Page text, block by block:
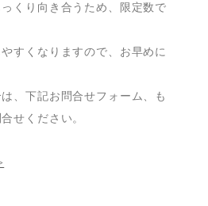
くり向き合うため、限定数で
すくなりますので、お早めに
、下記お問合せフォーム、も
せください。